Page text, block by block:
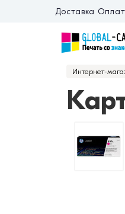
Доставка
Интернет-